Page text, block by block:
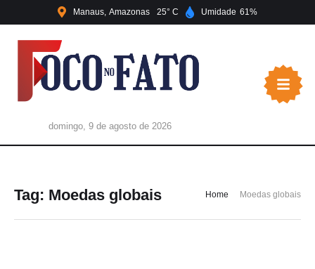
Manaus Amazonas 25 Umidade 61
domingo, 9 de agosto de 2026
Tag: Moedas globais Home Moedas globais